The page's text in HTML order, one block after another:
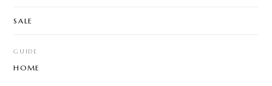
SALE
GUIDE
HOME